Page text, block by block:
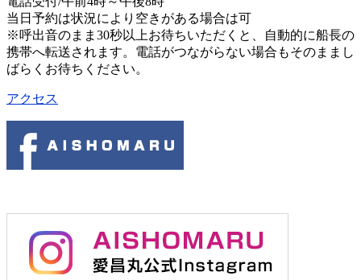
当日予約は状況により空きがある場合は可
※呼出音のまま30秒以上お待ちいただくと、自動的に船長の
携帯へ転送されます。電話がつながらない場合もそのままし
ばらくお待ちください。
アクセス